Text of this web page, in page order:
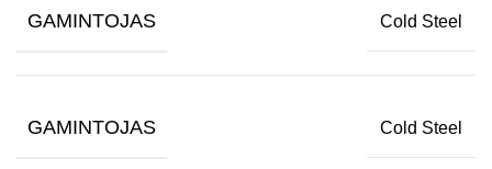
GAMINTOJAS Cold Steel
GAMINTOJAS Cold Steel